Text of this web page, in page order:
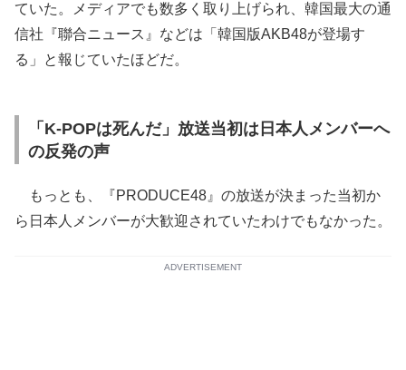
ていた。メディアでも数多く取り上げられ、韓国最大の通
信社『聯合ニュース』などは「韓国版AKB48が登場す
る」と報じていたほどだ。
「K-POPは死んだ」放送当初は日本人メンバーへ
の反発の声
もっとも、『PRODUCE48』の放送が決まった当初か
ら日本人メンバーが大歓迎されていたわけでもなかった。
ADVERTISEMENT